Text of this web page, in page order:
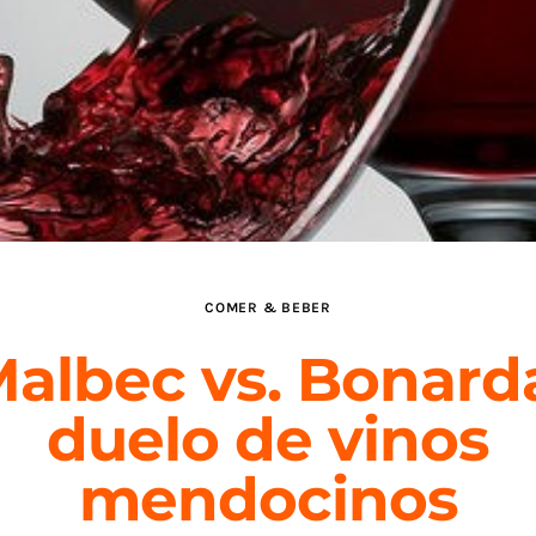
COMER & BEBER
vs.
duelo de vinos
mendocinos